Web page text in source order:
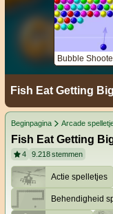
Bubble
Fish Eat Getting Big
Beginpagina Arcade
Fish Eat Getting
4 9.218stemmen
Actie spelletjes
Behendigheid